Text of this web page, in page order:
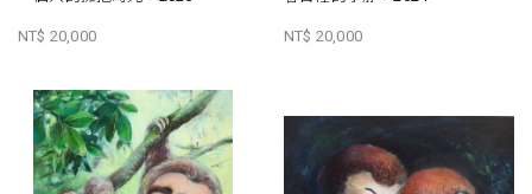
NT$ 20,000 NT$ 20,000